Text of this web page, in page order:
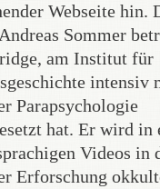
Webseite hin.
Sommer
am Institut für
intensiv
Parapsychologie
hat. Er wird in
Videos in
Erforschung